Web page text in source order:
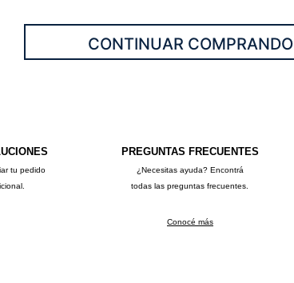
CONTINUAR COMPRANDO
tu pedido
PREGUNTAS FRECUENTES
¿Necesitas ayuda? Encontrá
todas las preguntas frecuentes.
Conocé más